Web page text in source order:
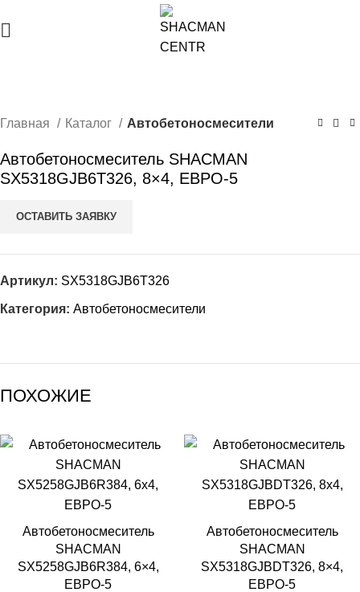
Главная Каталог Автобетоносмесители
Автобетоносмеситель SHACMAN
SX5318GJB6T326, 8×4, ЕВРО-5
ОСТАВИТЬ ЗАЯВКУ
Артикул: SX5318GJB6T326
Категория: Автобетоносмесители
ПОХОЖИЕ
Автобетоносмеситель
SHACMAN
SX5258GJB6R384, 6×4,
ЕВРО-5
Автобетоносмеситель
SHACMAN
SX5318GJBDT326, 8×4,
ЕВРО-5